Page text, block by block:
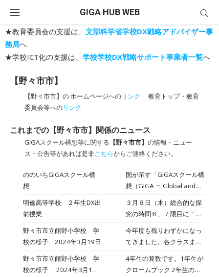
content
GIGA HUB WEB
★教育委員会の支援は、 文部科学省学校DX戦略アドバイザー事
務局へ
★学校ICT化の支援は、 学校学校DX戦略サポート事業者一覧へ
【野々市市】
【野々市市】の ホームページへのリンク
教育トップ・教育
委員会等へのリンク
これまでの【野々市市】関係のニュース
GIGAスクール構想等に関する 【野々市市】 の情報・ニュー
ス・公告等があれば是非こちらからご連絡ください。
ののいちGIGAスクール構
想
国が示す「GIGAスクール構
想（GIGA ＝ Global and
All）」に伴い、本市でも、
これからの新しい時代を生
きる野々市の子供たちに、
自ら主体的に考え、行動で
きる力を身に付けるための
ツールの一つとして、1人1
明倫高等学校 ２年生DX出
前授業
３月６日（木）総合的な探
究の時間６、７限目に「２
した。 講師は金沢学院大学
情報工学部情報工学科 石
川先生、藤本先生、小形先
生、後藤先生です。 ６限目
野々市市立館野小学校 学
校の様子 2024年3月19日
今年度も残りわずかになっ
てきました。各クラスまと
す。
野々市市立館野小学校 学
校の様子 2024年3月13
4年生の算数です。1年生が
クロームブック 2年生の音